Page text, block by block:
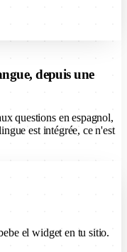
depuis une
questions en espagnol,
est intégrée, ce n'est
el widget en tu sitio.